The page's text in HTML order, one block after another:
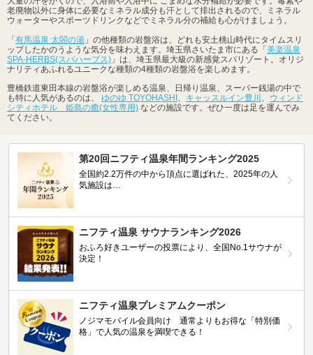
老廃物以外に身体に必要なミネラル成分も汗として排出されるので、ミネラル
ウォーターやスポーツドリンクなどでミネラル分の補給も心がけましょう。
「 有馬温泉 太閤の湯 」の他種類の岩盤浴は、どれも安土桃山時代にタイムスリ
ップしたかのうような気分を味わえます。埼玉県さいたま市にある「 美楽温泉
SPA-HERBS(スパハーブス) 」は、埼玉県最大級の新感覚スパリゾート。オリジ
ナリティあふれるユニークな種類の4種類の岩盤浴を楽しめます。
豊橋鉄道東田本線の岩盤浴が楽しめる温泉、日帰り温泉、スーパー銭湯の中で
も特に人気があるのは、 ゆのゆ TOYOHASHI 、 キャッスルイン豊川 、 ウィンド
シティホテル 姫島の癒(女性専用) などの施設です。ぜひ一度は足を運んでみ
てください。
第20回ニフティ温泉年間ランキング2025
全国約2.2万件の中から頂点に選ばれた、2025年の人
気施設は…
ニフティ温泉 サウナランキング2026
おふろ好きユーザーの投票により、全国No.1サウナが
決定！
ニフティ温泉プレミアムクーポン
ノジマモバイル会員向け 通常よりもお得な「特別価
格」で人気の温泉を満喫できる！